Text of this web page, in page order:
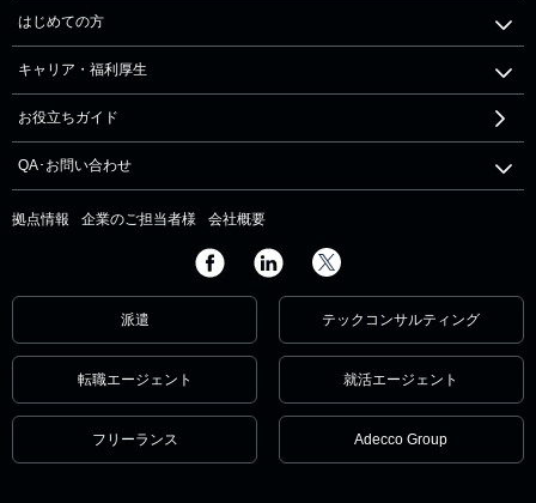
はじめての方
キャリア・福利厚生
お役立ちガイド
QA･お問い合わせ
拠点情報 企業のご担当者様 会社概要
派遣 テックコンサルティング
転職エージェント 就活エージェント
フリーランス Adecco Group